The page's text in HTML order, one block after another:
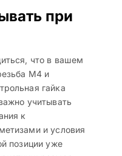
при
что в вашем
M4 и
гайка
учитывать
к
и условия
позиции уже